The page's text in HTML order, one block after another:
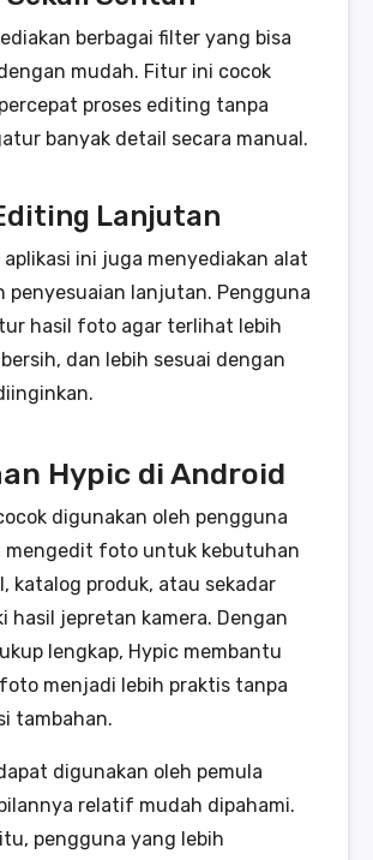
berbagai filter yang bisa
mudah. Fitur ini cocok
proses editing tanpa
banyak detail secara manual.
Lanjutan
ini juga menyediakan alat
penyesuaian lanjutan. Pengguna
hasil foto agar terlihat lebih
dan lebih sesuai dengan
Hypic di Android
digunakan oleh pengguna
mengedit foto untuk kebutuhan
katalog produk, atau sekadar
hasil jepretan kamera. Dengan
lengkap, Hypic membantu
menjadi lebih praktis tanpa
tambahan.
digunakan oleh pemula
relatif mudah dipahami.
pengguna yang lebih